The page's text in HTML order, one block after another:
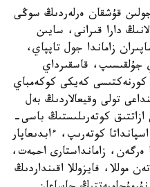
قۇشقان ەرلەردىڭ سوڭى
دارا قىرانى، سايىن
زاماندا جول تاپپاي،
جۇلقىسىپ، قاسقىرداي
كەيكى كوكەمباي
دالاسىنداعى تولى وقيعالاردىڭ بەل
1916 -جىلعى ازاتتىق كوتەرىلىستىڭ باسى-
كوتەرىپ، ءابدىعاپار
زامانداستارى احمەت،
موللا، فايزوللا اقىنداردىڭ